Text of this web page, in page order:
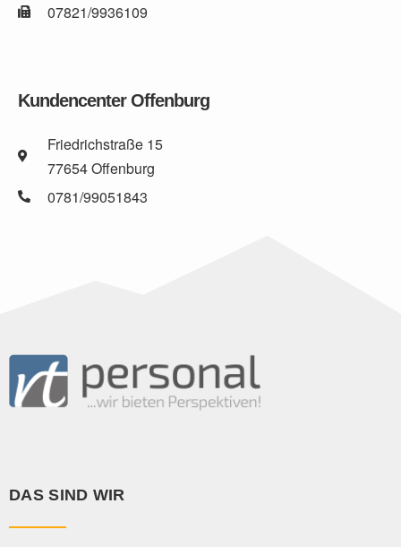
07821/9936109
Kundencenter Offenburg
Friedrichstraße 15
77654 Offenburg
0781/99051843
DAS SIND WIR